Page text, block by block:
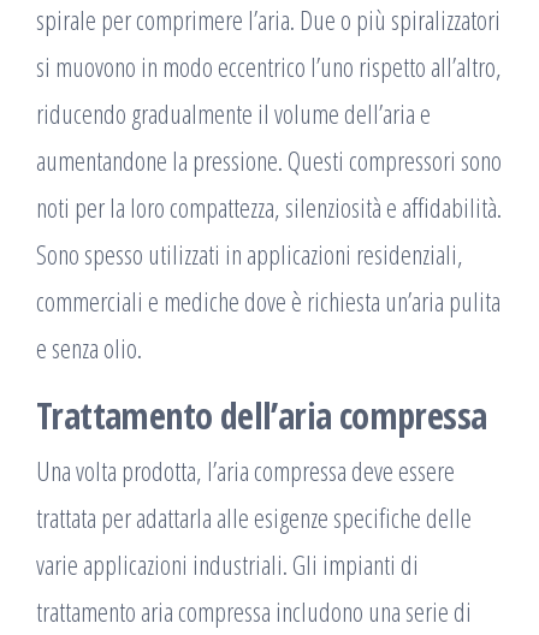
spirale per comprimere l’aria. Due o più spiralizzatori
si muovono in modo eccentrico l’uno rispetto all’altro,
riducendo gradualmente il volume dell’aria e
aumentandone la pressione. Questi compressori sono
noti per la loro compattezza, silenziosità e affidabilità.
Sono spesso utilizzati in applicazioni residenziali,
commerciali e mediche dove è richiesta un’aria pulita
e senza olio.
Trattamento dell’aria compressa
Una volta prodotta, l’aria compressa deve essere
trattata per adattarla alle esigenze specifiche delle
varie applicazioni industriali. Gli impianti di
trattamento aria compressa includono una serie di